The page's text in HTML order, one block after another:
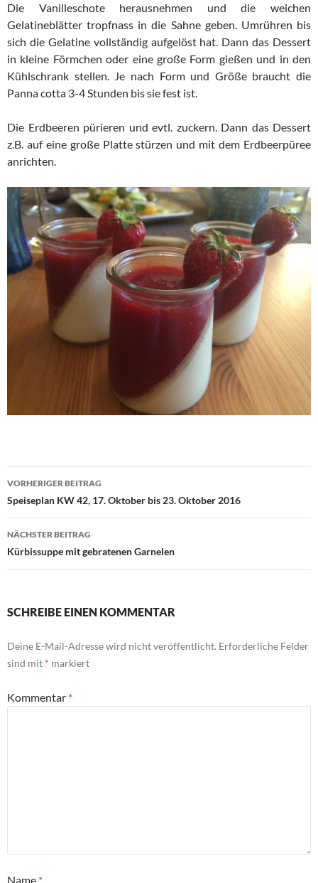
Die Vanilleschote herausnehmen und die weichen
Gelatineblätter tropfnass in die Sahne geben. Umrühren bis
sich die Gelatine vollständig aufgelöst hat. Dann das Dessert
in kleine Förmchen oder eine große Form gießen und in den
Kühlschrank stellen. Je nach Form und Größe braucht die
Panna cotta 3-4 Stunden bis sie fest ist.
Die Erdbeeren pürieren und evtl. zuckern. Dann das Dessert
z.B. auf eine große Platte stürzen und mit dem Erdbeerpüree
anrichten.
Beitragsnavigation
VORHERIGER BEITRAG
Speiseplan KW 42, 17. Oktober bis 23. Oktober 2016
NÄCHSTER BEITRAG
Kürbissuppe mit gebratenen Garnelen
SCHREIBE EINEN KOMMENTAR
Deine E-Mail-Adresse wird nicht veröffentlicht. Erforderliche Felder
sind mit * markiert
Kommentar *
Name *